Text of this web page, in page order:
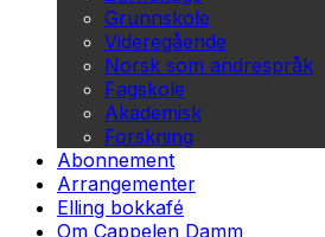
Grunnskole
Videregående
Norsk som andrespråk
Fagskole
Akademisk
Forskning
Abonnement
Arrangementer
Elling bokkafé
Om Cappelen Damm